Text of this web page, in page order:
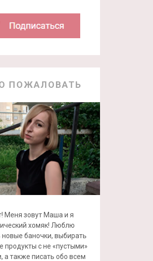
ПОЖАЛОВАТЬ
Меня зовут Маша и я
хомяк! Люблю
новые баночки, выбирать
продукты с не «пустыми»
а также писать обо всем